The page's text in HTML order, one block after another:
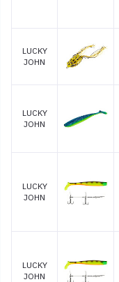
LUCKY
JOHN
LUCKY
JOHN
LUCKY
JOHN
LUCKY
JOHN